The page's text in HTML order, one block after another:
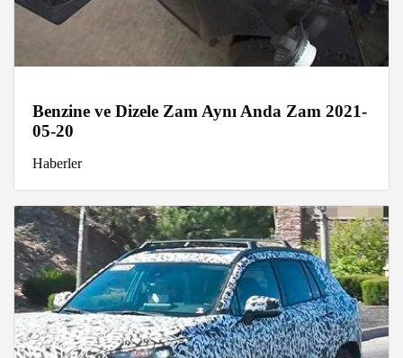
Benzine ve Dizele Zam Aynı Anda Zam 2021-
05-20
Haberler